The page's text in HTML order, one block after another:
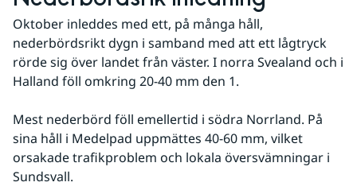
Oktober inleddes med ett, på många håll,
nederbördsrikt dygn i samband med att ett lågtryck
rörde sig över landet från väster. I norra Svealand och i
Halland föll omkring 20-40 mm den 1.
Mest nederbörd föll emellertid i södra Norrland. På
sina håll i Medel­pad uppmättes 40-60 mm, vilket
orsakade trafikproblem och lokala översvämningar i
Sundsvall.